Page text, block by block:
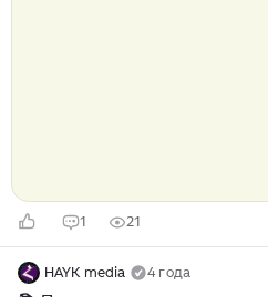
1 21
HAYK media 4 года